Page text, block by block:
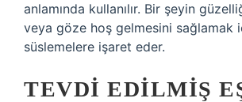
anlamında kullanılır. Bir şeyin
veya göze hoş gelmesini sağlamak
süslemelere işaret eder.
TEVDI EDILMIŞ